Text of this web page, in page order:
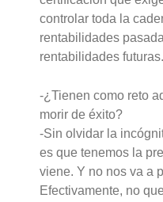
controlar toda la
rentabilidades
rentabilidades futuras.
-¿Tienen como reto
morir de éxito?
-Sin olvidar la
es que tenemos la
viene. Y no nos va a
Efectivamente, no